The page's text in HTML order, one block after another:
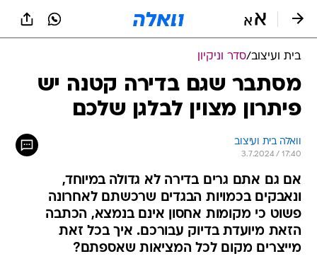
בית ועיצוב/סדר וניקיון
מסתבר שגם בדירה קטנה יש
פיתרון מצוין לבלגן שלכם
וואלה בית ועיצוב
3.7.2024 / 17:40
אם גם אתם גרים בדירה לא גדולה במיוחד,
ונאבקים בכמויות הבגדים שרכשתם לאחרונה
פשוט כי מקומות אחסון אינם בנמצא, הכתבה
הזאת מיועדת בדיוק עבורכם. איך בכל זאת
מייצרים מקום לכל המציאות שאספתם?